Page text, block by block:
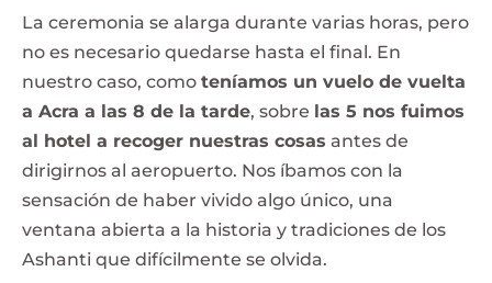
La ceremonia se alarga durante varias horas, pero
no es necesario quedarse hasta el final. En
nuestro caso, como teníamos un vuelo de vuelta
a Acra a las 8 de la tarde, sobre las 5 nos fuimos
al hotel a recoger nuestras cosas antes de
dirigirnos al aeropuerto. Nos íbamos con la
sensación de haber vivido algo único, una
ventana abierta a la historia y tradiciones de los
Ashanti que difícilmente se olvida.